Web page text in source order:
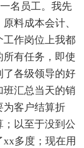
名员工。我先
料成本会计、
工作岗位上我都
有任务，即使
了各级领导的好
汇总当天的销
为客户结算折
以至于没到公
多度；现在用